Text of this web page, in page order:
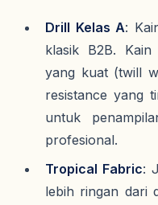
Drill Kelas A:
klasik B2B. Kain
yang kuat (twill
resistance yang
untuk
profesional.
Tropical Fabric:
lebih ringan dari